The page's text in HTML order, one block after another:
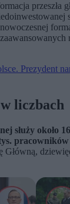
przeszła
Prezydent
liczbach
służy około